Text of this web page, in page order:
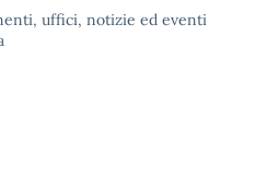
uffici, notizie ed eventi